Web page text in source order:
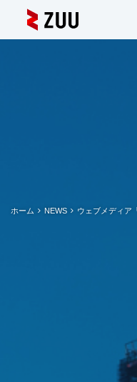
ホーム NEWS ウェブメディア